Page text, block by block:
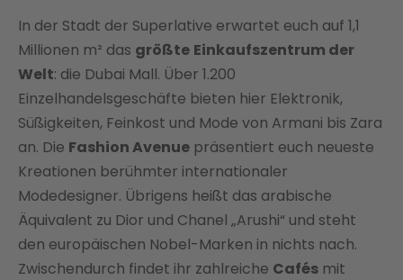
In der Stadt der Superlative erwartet euch auf 1,1
Millionen m² das größte Einkaufszentrum der
Welt: die Dubai Mall. Über 1.200
Einzelhandelsgeschäfte bieten hier Elektronik,
Süßigkeiten, Feinkost und Mode von Armani bis Zara
an. Die Fashion Avenue präsentiert euch neueste
Kreationen berühmter internationaler
Modedesigner. Übrigens heißt das arabische
Äquivalent zu Dior und Chanel „Arushi“ und steht
den europäischen Nobel-Marken in nichts nach.
Zwischendurch findet ihr zahlreiche Cafés mit